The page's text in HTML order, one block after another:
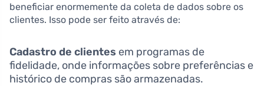
beneficiar enormemente da coleta de dados sobre os
clientes. Isso pode ser feito através de:
Cadastro de clientes em programas de
fidelidade, onde informações sobre preferências e
histórico de compras são armazenadas.